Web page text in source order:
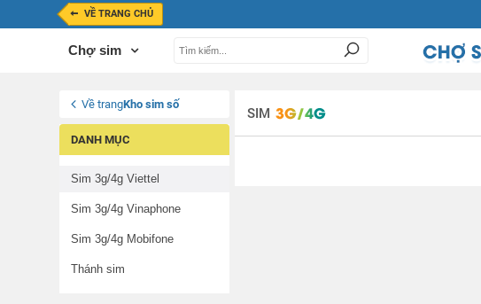
VỀ TRANG CHỦ
Chợ sim
Về trangKho sim số
DANH MỤC
Sim 3g/4g Viettel
Sim 3g/4g Vinaphone
Sim 3g/4g Mobifone
Thánh sim
SIM